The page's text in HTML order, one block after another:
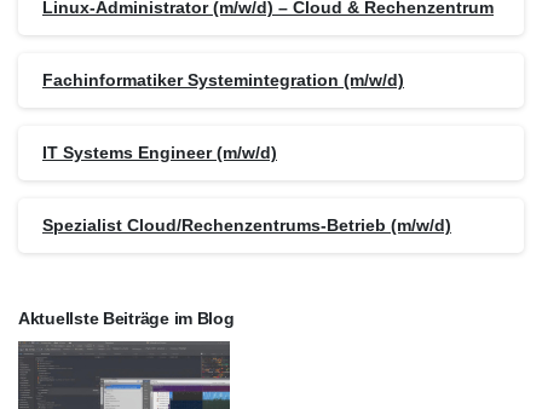
Linux-Administrator (m/w/d) – Cloud & Rechenzentrum
Fachinformatiker Systemintegration (m/w/d)
IT Systems Engineer (m/w/d)
Spezialist Cloud/Rechenzentrums-Betrieb (m/w/d)
Aktuellste Beiträge im Blog